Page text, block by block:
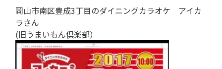
岡山市南区豊成3丁目のダイニングカラオケ アイカ
ラさん
(旧うまいもん倶楽部）